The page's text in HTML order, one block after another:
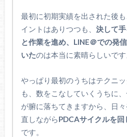
最初に初期実績を出された後
イントはありつつも、 決して
と作業を進め、LINE＠での発
いたのは本当に素晴らしいです
やっぱり最初のうちはテクニ
も、数をこなしていくうちに
が腑に落ちてきますから、日
直しながらPDCAサイクルを
です。